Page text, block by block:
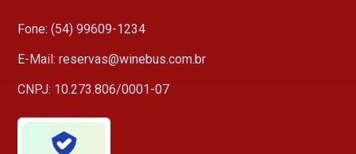
Fone: (54) 99609-1234
E-Mail: reservas@winebus.com.br
CNPJ: 10.273.806/0001-07